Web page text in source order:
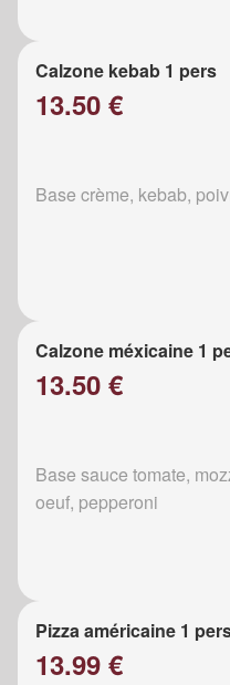
Calzone kebab 1 pers
13.50 €
Base crème, kebab,
Calzone méxicaine 1
13.50 €
Base sauce tomate,
oeuf, pepperoni
Pizza américaine 1
13.99 €